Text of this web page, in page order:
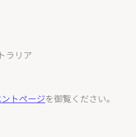
ラリア
トページを御覧ください。